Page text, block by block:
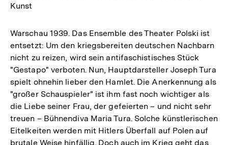
Kunst
Warschau 1939. Das Ensemble des Theater Polski ist
entsetzt: Um den kriegsbereiten deutschen Nachbarn
nicht zu reizen, wird sein antifaschistisches Stück
"Gestapo" verboten. Nun, Hauptdarsteller Joseph Tura
spielt ohnehin lieber den Hamlet. Die Anerkennung als
"großer Schauspieler" ist ihm fast noch wichtiger als
die Liebe seiner Frau, der gefeierten – und nicht sehr
treuen – Bühnendiva Maria Tura. Solche künstlerischen
Eitelkeiten werden mit Hitlers Überfall auf Polen auf
brutale Weise hinfällig. Doch auch im Krieg geht das